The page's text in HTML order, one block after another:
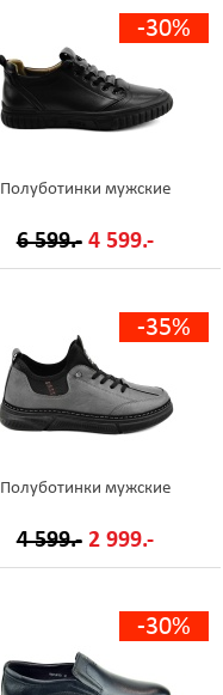
-30%
Полуботинки мужские
6 599.- 4 599.-
-35%
Полуботинки мужские
4 599.- 2 999.-
-30%